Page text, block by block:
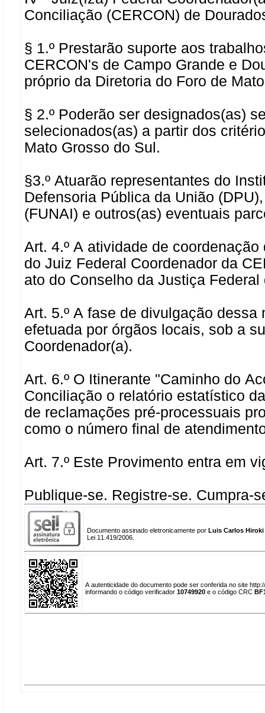
Conciliação (CERCON) de
§ 1.º Prestarão suporte aos
CERCON's de Campo Grande e
próprio da Diretoria do Foro de
§ 2.º Poderão ser designados(as)
selecionados(as) a partir dos
Mato Grosso do Sul.
§3.º Atuarão representantes do
Defensoria Pública da União
(FUNAI) e outros(as) eventuais
Art. 4.º A atividade de
do Juiz Federal Coordenador da
ato do Conselho da Justiça Federal
Art. 5.º A fase de divulgação
efetuada por órgãos locais, sob a
Coordenador(a).
Art. 6.º O Itinerante "Caminho do
Conciliação o relatório estatístico
de reclamações pré-processuais
como o número final de
Art. 7.º Este Provimento entra em
Publique-se. Registre-se. Cumpra-
Documento assinado eletronicamente por Luis Carlos Hiroki
Lei 11.419/2006.
A autenticidade do documento pode ser conferida no site
informando o código verificador 10749920e o código CRC